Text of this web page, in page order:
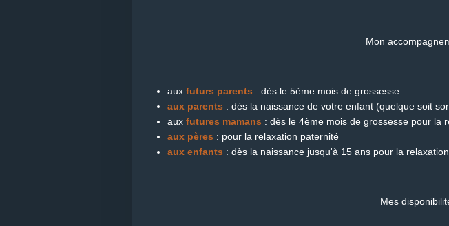
Mon
aux futurs parents : dès le 5ème mois de grossesse.
aux parents : dès la naissance de votre enfant (quelque soit
aux futures mamans : dès le 4ème mois de grossesse pour la
aux pères : pour la relaxation paternité
aux enfants : dès la naissance jusqu'à 15 ans pour la
Mes